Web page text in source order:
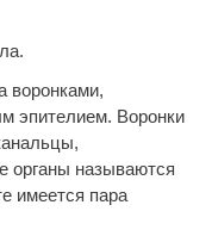
воронками,
эпителием. Воронки
органы называются
имеется пара